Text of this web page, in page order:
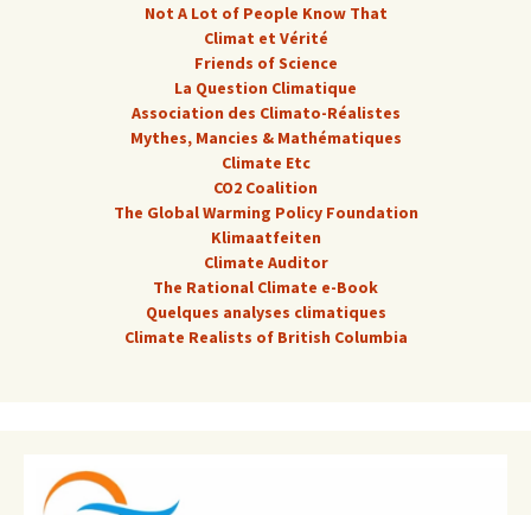
Not A Lot of People Know That
Climat et Vérité
Friends of Science
La Question Climatique
Association des Climato-Réalistes
Mythes, Mancies & Mathématiques
Climate Etc
CO2 Coalition
The Global Warming Policy Foundation
Klimaatfeiten
Climate Auditor
The Rational Climate e-Book
Quelques analyses climatiques
Climate Realists of British Columbia